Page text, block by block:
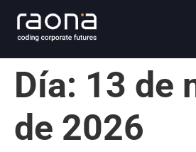
Día: 13 de
de 2026